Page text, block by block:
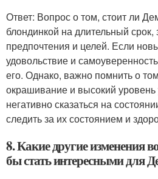
Ответ: Вопрос о том, стоит ли
блондинкой на длительный срок,
предпочтения и целей. Если
удовольствие и
его. Однако, важно помнить о
окрашивание и высокий уровень
негативно сказаться на
следить за их состоянием и
8. Какие другие изменения
бы стать интересными для